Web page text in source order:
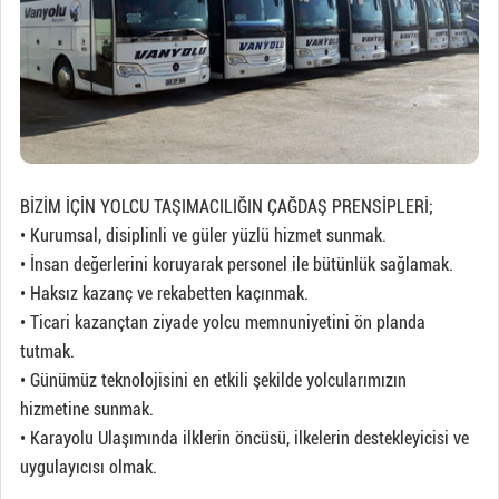
BİZİM İÇİN YOLCU TAŞIMACILIĞIN ÇAĞDAŞ PRENSİPLERİ;
• Kurumsal, disiplinli ve güler yüzlü hizmet sunmak.
• İnsan değerlerini koruyarak personel ile bütünlük sağlamak.
• Haksız kazanç ve rekabetten kaçınmak.
• Ticari kazançtan ziyade yolcu memnuniyetini ön planda
tutmak.
• Günümüz teknolojisini en etkili şekilde yolcularımızın
hizmetine sunmak.
• Karayolu Ulaşımında ilklerin öncüsü, ilkelerin destekleyicisi ve
uygulayıcısı olmak.